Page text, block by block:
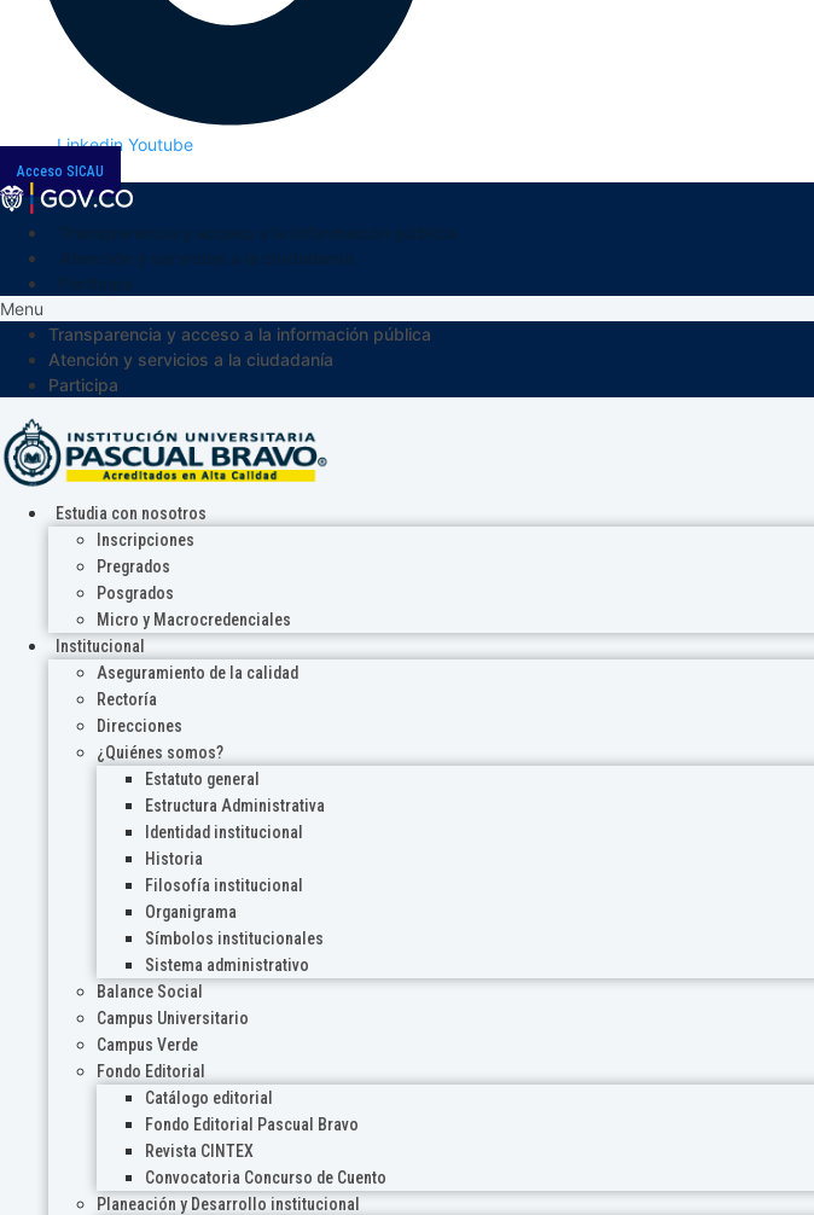
Linkedin Youtube
Acceso SICAU
Menu
Transparencia y acceso a la información pública
Atención y servicios a la ciudadanía
Participa
Estudia con nosotros
Inscripciones
Pregrados
Posgrados
Micro y Macrocredenciales
Institucional
Aseguramiento de la calidad
Rectoría
Direcciones
¿Quiénes somos?
Estatuto general
Estructura Administrativa
Identidad institucional
Historia
Filosofía institucional
Organigrama
Símbolos institucionales
Sistema administrativo
Balance Social
Campus Universitario
Campus Verde
Fondo Editorial
Catálogo editorial
Fondo Editorial Pascual Bravo
Revista CINTEX
Convocatoria Concurso de Cuento
Planeación y Desarrollo institucional